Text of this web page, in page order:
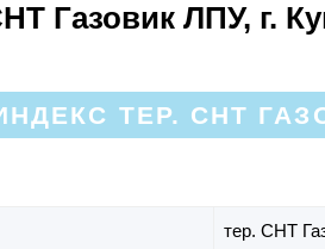
Газовик ЛПУ, г.
ТЕР. СНТ
тер. СНТ